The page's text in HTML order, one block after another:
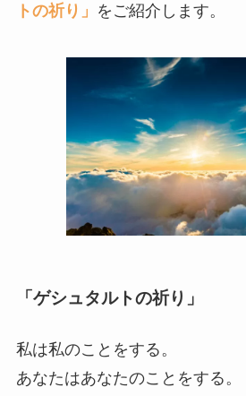
トの祈り」 をご紹介します。
「ゲシュタルトの祈り 」
私は私のことをする。
あなたはあなたのことをする。